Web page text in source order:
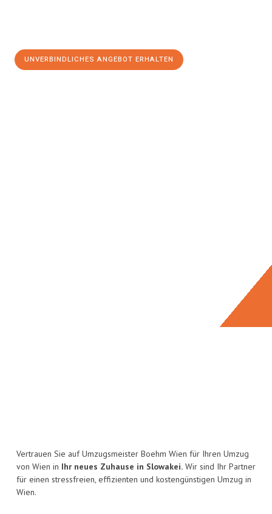
UNVERBINDLICHES ANGEBOT ERHALTEN
Vertrauen Sie auf Umzugsmeister Boehm Wien für Ihren Umzug
von Wien in Ihr neues Zuhause in Slowakei. Wir sind Ihr Partner
für einen stressfreien, effizienten und kostengünstigen Umzug in
Wien.